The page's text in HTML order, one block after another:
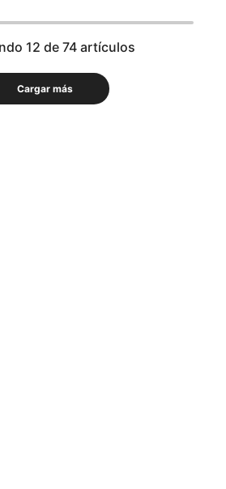
12 de 74 artículos
Cargar más